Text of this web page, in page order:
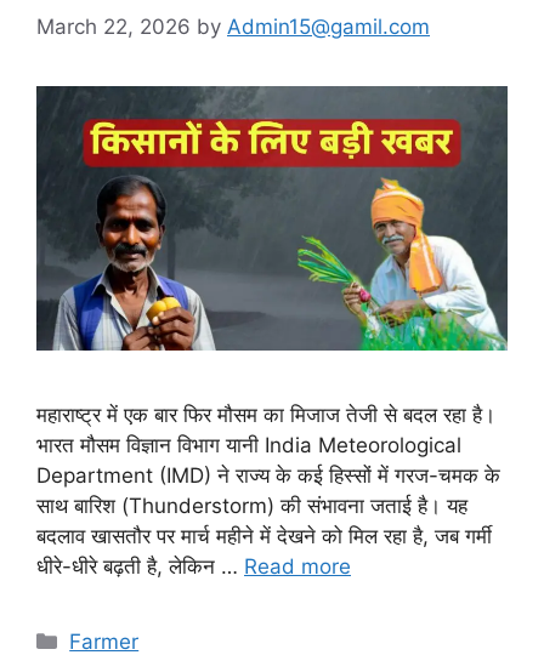
March 22, 2026 by Admin15@gamil.com
महाराष्ट्र में एक बार फिर मौसम का मिजाज तेजी से बदल रहा है।
भारत मौसम विज्ञान विभाग यानी India Meteorological
Department (IMD) ने राज्य के कई हिस्सों में गरज-चमक के
साथ बारिश (Thunderstorm) की संभावना जताई है। यह
बदलाव खासतौर पर मार्च महीने में देखने को मिल रहा है, जब गर्मी
धीरे-धीरे बढ़ती है, लेकिन … Read more
Categories
Farmer